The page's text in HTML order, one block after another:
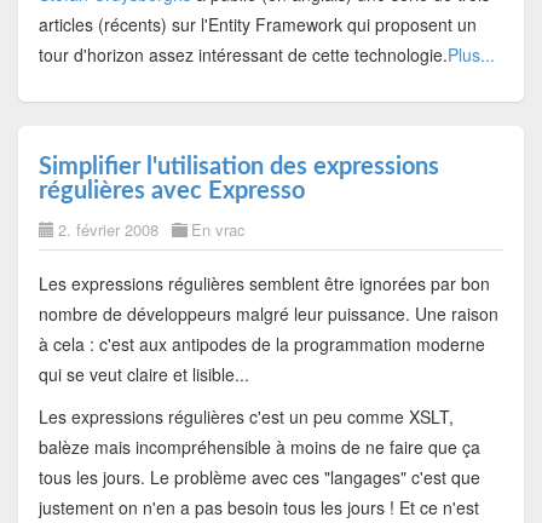
articles (récents) sur l'Entity Framework qui proposent un
tour d'horizon assez intéressant de cette technologie.Plus...
Simplifier l'utilisation des expressions
régulières avec Expresso
2. février 2008 En vrac
Les expressions régulières semblent être ignorées par bon
nombre de développeurs malgré leur puissance. Une raison
à cela : c'est aux antipodes de la programmation moderne
qui se veut claire et lisible...
Les expressions régulières c'est un peu comme XSLT,
balèze mais incompréhensible à moins de ne faire que ça
tous les jours. Le problème avec ces "langages" c'est que
justement on n'en a pas besoin tous les jours ! Et ce n'est